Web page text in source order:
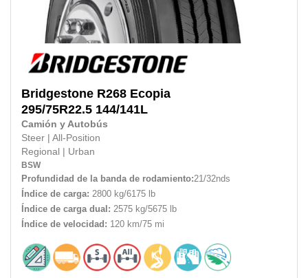
Bridgestone R268 Ecopia
295/75R22.5 144/141L
Camión y Autobús
Steer | All-Position
Regional | Urban
BSW
Profundidad de la banda de rodamiento:21/32nds
Índice de carga: 2800 kg/6175 lb
Índice de carga dual: 2575 kg/5675 lb
Índice de velocidad: 120 km/75 mi